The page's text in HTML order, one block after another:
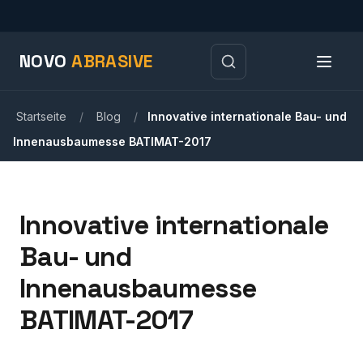
NOVOABRASIVE
Startseite / Blog /
Innovative internationale Bau- und
Innenausbaumesse BATIMAT-2017
Innovative internationale
Bau- und
Innenausbaumesse
BATIMAT-2017